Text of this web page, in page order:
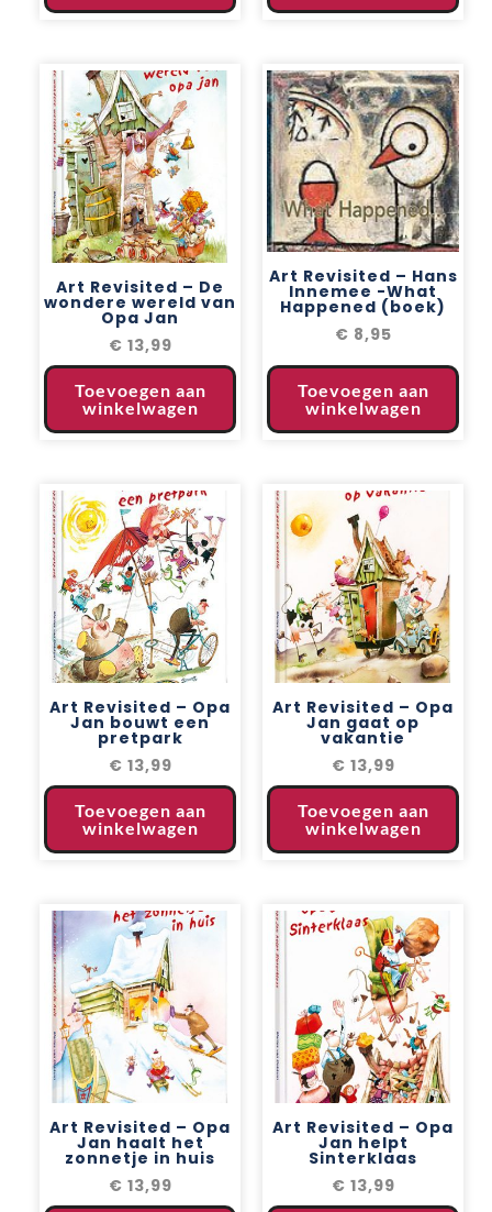
Art Revisited – De
wondere wereld van
Opa Jan
€ 13,99
Toevoegen aan
winkelwagen
Art Revisited – Hans
Innemee -What
Happened (boek)
€ 8,95
Toevoegen aan
winkelwagen
Art Revisited – Opa
Jan bouwt een
pretpark
€ 13,99
Toevoegen aan
winkelwagen
Art Revisited – Opa
Jan gaat op
vakantie
€ 13,99
Toevoegen aan
winkelwagen
Art Revisited – Opa
Jan haalt het
zonnetje in huis
€ 13,99
Art Revisited – Opa
Jan helpt
Sinterklaas
€ 13,99